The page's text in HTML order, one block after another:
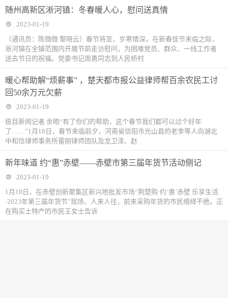
随州高新区淅河镇：冬春暖人心，慰问送真情
2023-01-19
（通讯员：陈微微 黎晓云）春节将至，岁寒情深。在新春佳节来临之际，
淅河镇在全镇范围内开展节前走访慰问，为困难党员、群众、一线工作者
送去节日的祝福。党委书记周勇同志到人民桥村
暖心帮助解“烦薪事” ，楚天都市报公益律师帮百余农民工讨
回50余万元欠薪
2023-01-19
极目新闻记者 余皓“有了你们的帮助，这个春节我们都可以过个好年
了……”1月18日，春节来临前夕，河南省信阳市光山县的老李等人向湖北
中和信律师事务所雷刚律师团队及龙卫泽、赵
新年味道 约“惠”赤壁——赤壁市第三届年货节活动侧记
2023-01-19
1月18日，在赤壁创新聚集区新兴地批发市场“荆楚购·约‘惠’赤壁 乐享生活
·2023年第三届年货节”现场，人来人往，前来采购年货的市民络绎不绝。正
在购买土特产的市民王女士告诉